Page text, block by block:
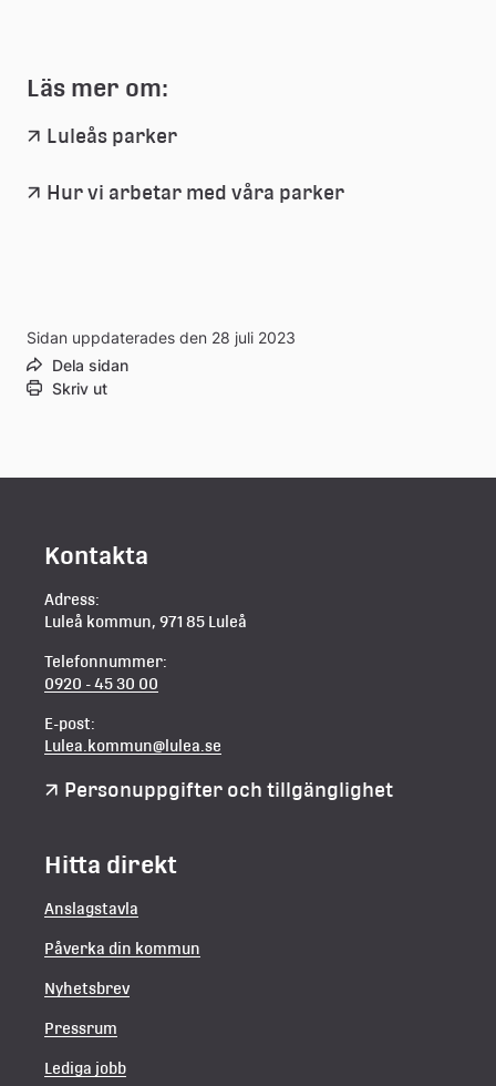
Läs mer om:
Luleås parker
Hur vi arbetar med våra parker
Sidan uppdaterades den 28 juli 2023
Dela sidan
Skriv ut
Kontakta
Adress:
Luleå kommun, 971 85 Luleå
Telefonnummer:
0920 - 45 30 00
E-post:
Lulea.kommun@lulea.se
Personuppgifter och tillgänglighet
Hitta direkt
Anslagstavla
Påverka din kommun
Nyhetsbrev
Pressrum
Lediga jobb